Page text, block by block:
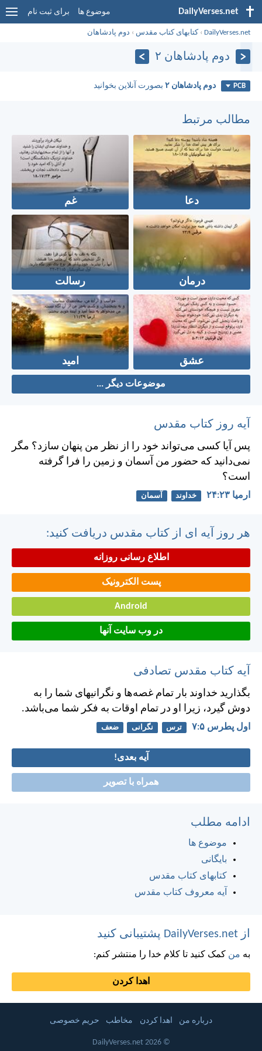
DailyVerses.net موضوع ها برای ثبت نام
DailyVerses.net
›کتابهای کتاب مقدس › دوم پادشاهان
دوم پادشاهان ۲
PCB دوم پادشاهان ۲ بصورت آنلاین بخوانید
مطالب مرتبط
دعا غم
درمان رسالت
عشق امید
موضوعات دیگر ...
آیه روز کتاب مقدس
پس آيا كسی می‌تواند خود را از نظر من پنهان سازد؟ مگر
نمی‌دانيد كه حضور من آسمان و زمين را فرا گرفته
است؟
ارميا ۲۳:‏۲۴ خداوند آسمان
هر روز آیه ای از کتاب مقدس دریافت کنید:
اطلاع رسانی روزانه
پست الکترونیک
Android
در وب سایت آنها
آیه کتاب مقدس تصادفی
بگذاريد خداوند بار تمام غصه‌ها و نگرانيهای شما را به
دوش گيرد، زيرا او در تمام اوقات به فكر شما می‌باشد.
اول پطرس ۵:‏۷ ترس نگرانی ضعف
آیه بعدی!
همراه با تصویر
ادامه مطلب
موضوع ها
بایگانی
کتابهای کتاب مقدس
آیه معروف کتاب مقدس
از DailyVerses.net پشتیبانی کنید
به من کمک کنید تا کلام خدا را منتشر کنم:
اهدا کردن
درباره من اهدا کردن مخاطب حریم خصوصی
© 2026 DailyVerses.net